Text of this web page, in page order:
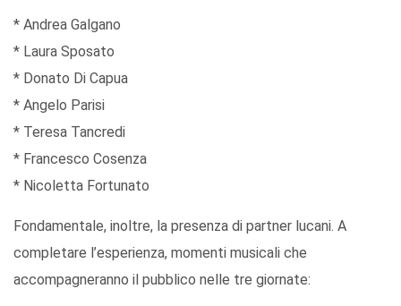
* Andrea Galgano
* Laura Sposato
* Donato Di Capua
* Angelo Parisi
* Teresa Tancredi
* Francesco Cosenza
* Nicoletta Fortunato
Fondamentale, inoltre, la presenza di partner lucani. A
completare l’esperienza, momenti musicali che
accompagneranno il pubblico nelle tre giornate: